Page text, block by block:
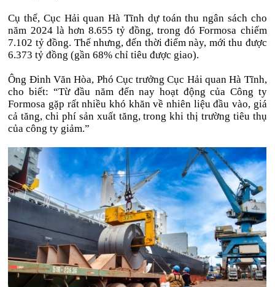
Cụ thể, Cục Hải quan Hà Tĩnh dự toán thu ngân sách cho
năm 2024 là hơn 8.655 tỷ đồng, trong đó Formosa chiếm
7.102 tỷ đồng. Thế nhưng, đến thời điểm này, mới thu được
6.373 tỷ đồng (gần 68% chỉ tiêu được giao).
Ông Đinh Văn Hòa, Phó Cục trưởng Cục Hải quan Hà Tĩnh,
cho biết: “Từ đầu năm đến nay hoạt động của Công ty
Formosa gặp rất nhiều khó khăn về nhiên liệu đầu vào, giá
cả tăng, chi phí sản xuất tăng, trong khi thị trường tiêu thụ
của công ty giảm.”